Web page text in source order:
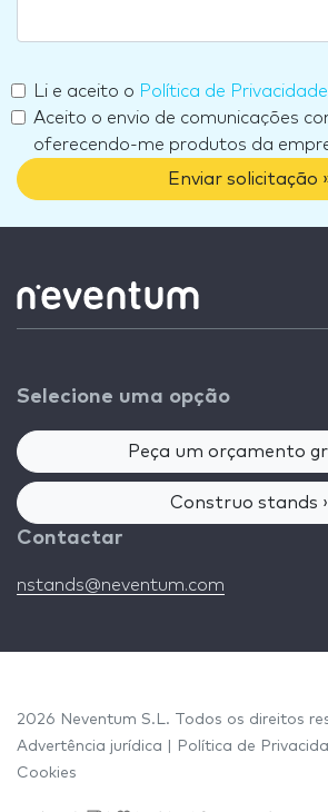
Li e aceito o Política de Privacidade
Aceito o envio de comunicações
oferecendo-me produtos da
Enviar solicitação
Selecione uma opção
Peça um orçamento
Construo stands ›
Contactar
nstands@neventum.com
2026 Neventum S.L. Todos os direitos
Advertência jurídica
Política de
Cookies